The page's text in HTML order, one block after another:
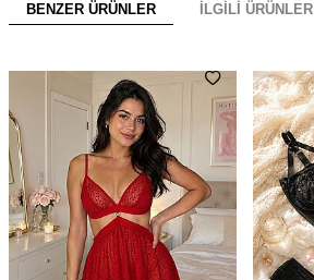
BENZER ÜRÜNLER İLGILI ÜRÜNLER